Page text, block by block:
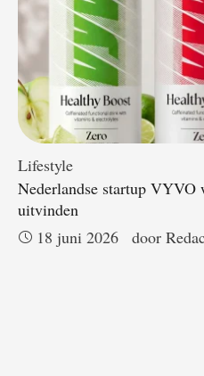
Lifestyle
Nederlandse startup
uitvinden
18 juni 2026
door